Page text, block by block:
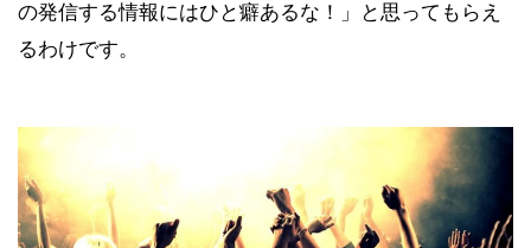
の発信する情報にはひと癖あるな！」と思ってもらえ
るわけです。